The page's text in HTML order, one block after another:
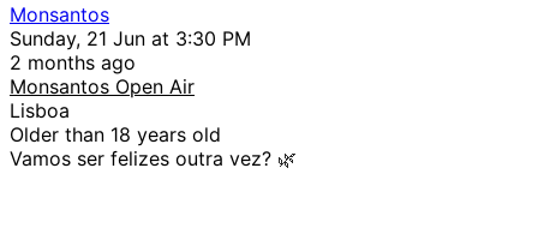
Monsantos
Sunday, 21 Jun at 3:30 PM
2 months ago
Monsantos Open Air
Lisboa
Older than 18 years old
Vamos ser felizes outra vez? 🌿